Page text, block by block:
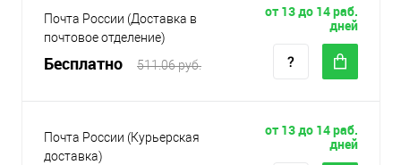
Почта России (Доставка в
почтовое отделение)
Бесплатно 511.06 руб.
от 13 до 14 раб.
дней
Почта России (Курьерская
доставка)
от 13 до 14 раб.
дней